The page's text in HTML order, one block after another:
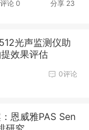
评论0 分享 23
光声监测仪助
效果评估
0评论
恩威雅PAS Sen